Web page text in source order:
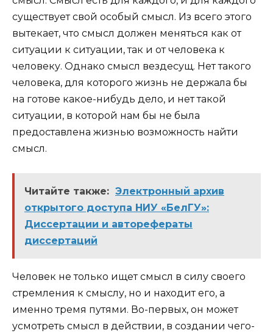
существует свой особый смысл. Из всего этого
вытекает, что смысл должен меняться как от
ситуации к ситуации, так и от человека к
человеку. Однако смысл вездесущ. Нет такого
человека, для которого жизнь не держала бы
на готове какое-нибудь дело, и нет такой
ситуации, в которой нам бы не была
предоставлена жизнью возможность найти
смысл.
Читайте также: Электронный архив
открытого доступа НИУ «БелГУ»:
Диссертации и авторефераты
диссертаций
Человек не только ищет смысл в силу своего
стремления к смыслу, но и находит его, а
именно тремя путями. Во-первых, он может
усмотреть смысл в действии, в создании чего-